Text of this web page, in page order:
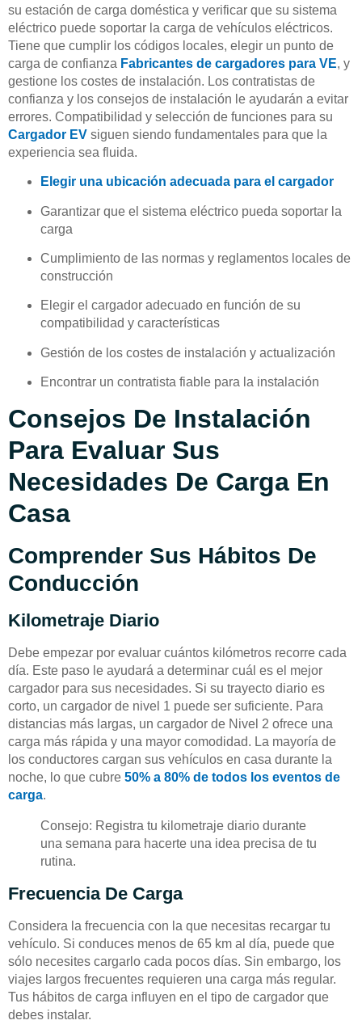
su estación de carga doméstica y verificar que su sistema
eléctrico puede soportar la carga de vehículos eléctricos.
Tiene que cumplir los códigos locales, elegir un punto de
carga de confianza Fabricantes de cargadores para VE, y
gestione los costes de instalación. Los contratistas de
confianza y los consejos de instalación le ayudarán a evitar
errores. Compatibilidad y selección de funciones para su
Cargador EV siguen siendo fundamentales para que la
experiencia sea fluida.
Elegir una ubicación adecuada para el cargador
Garantizar que el sistema eléctrico pueda soportar la
carga
Cumplimiento de las normas y reglamentos locales de
construcción
Elegir el cargador adecuado en función de su
compatibilidad y características
Gestión de los costes de instalación y actualización
Encontrar un contratista fiable para la instalación
Consejos De Instalación
Para Evaluar Sus
Necesidades De Carga En
Casa
Comprender Sus Hábitos De
Conducción
Kilometraje Diario
Debe empezar por evaluar cuántos kilómetros recorre cada
día. Este paso le ayudará a determinar cuál es el mejor
cargador para sus necesidades. Si su trayecto diario es
corto, un cargador de nivel 1 puede ser suficiente. Para
distancias más largas, un cargador de Nivel 2 ofrece una
carga más rápida y una mayor comodidad. La mayoría de
los conductores cargan sus vehículos en casa durante la
noche, lo que cubre 50% a 80% de todos los eventos de
carga.
Consejo: Registra tu kilometraje diario durante
una semana para hacerte una idea precisa de tu
rutina.
Frecuencia De Carga
Considera la frecuencia con la que necesitas recargar tu
vehículo. Si conduces menos de 65 km al día, puede que
sólo necesites cargarlo cada pocos días. Sin embargo, los
viajes largos frecuentes requieren una carga más regular.
Tus hábitos de carga influyen en el tipo de cargador que
debes instalar.